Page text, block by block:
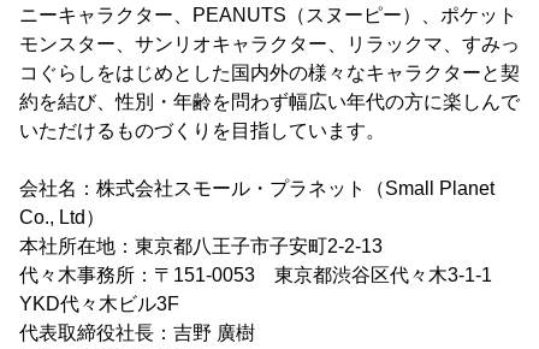
ニーキャラクター、PEANUTS（スヌーピー）、ポケット
モンスター、サンリオキャラクター、リラックマ、すみっ
コぐらしをはじめとした国内外の様々なキャラクターと契
約を結び、性別・年齢を問わず幅広い年代の方に楽しんで
いただけるものづくりを目指しています。
会社名：株式会社スモール・プラネット（Small Planet
Co., Ltd）
本社所在地：東京都八王子市子安町2-2-13
代々木事務所：〒151-0053 東京都渋谷区代々木3-1-1
YKD代々木ビル3F
代表取締役社長：吉野 廣樹